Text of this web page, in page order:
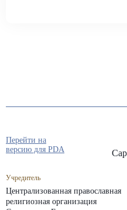
Учредитель
Централизованная православная
религиозная организация
Перейти на
версию для PDA